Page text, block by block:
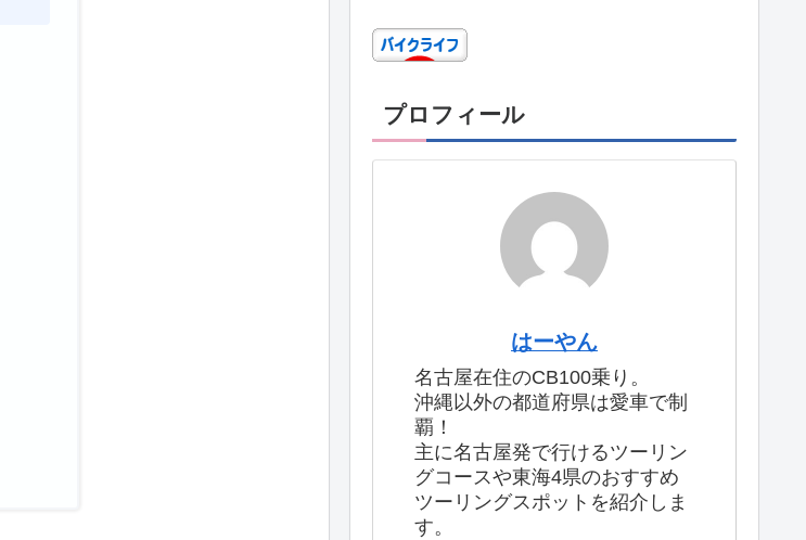
プロフィール
はーやん
名古屋在住のCB100乗り。
沖縄以外の都道府県は愛車で制
覇！
主に名古屋発で行けるツーリン
グコースや東海4県のおすすめ
ツーリングスポットを紹介しま
す。